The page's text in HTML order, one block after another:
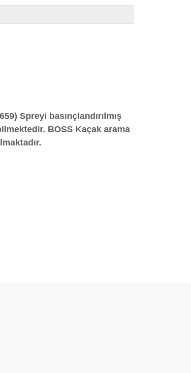
Spreyi basınçlandırılmış
BOSS Kaçak arama